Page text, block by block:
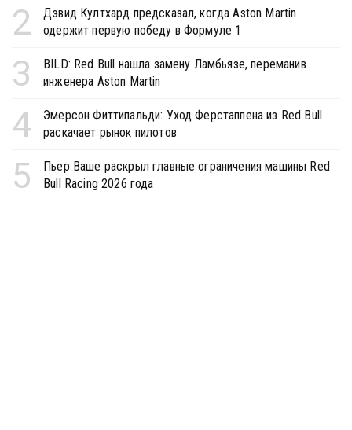
2
Дэвид Култхард предсказал, когда Aston Martin
одержит первую победу в Формуле 1
3
BILD: Red Bull нашла замену Ламбьязе, переманив
инженера Aston Martin
4
Эмерсон Фиттипальди: Уход Ферстаппена из Red Bull
раскачает рынок пилотов
5
Пьер Ваше раскрыл главные ограничения машины Red
Bull Racing 2026 года